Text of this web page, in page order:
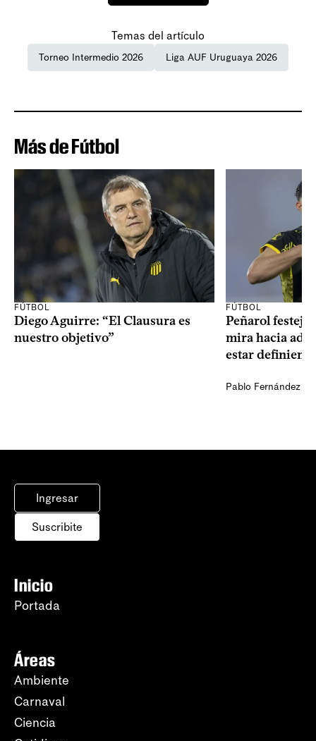
Temas del artículo
Torneo Intermedio 2026 Liga AUF Uruguaya 2026
Más de Fútbol
FÚTBOL
Diego Aguirre: “El Clausura es
nuestro objetivo”
FÚTBOL
Peñarol
mira hacia
estar
Pablo Fernández
Ingresar
Suscribite
Inicio
Portada
Áreas
Ambiente
Carnaval
Ciencia